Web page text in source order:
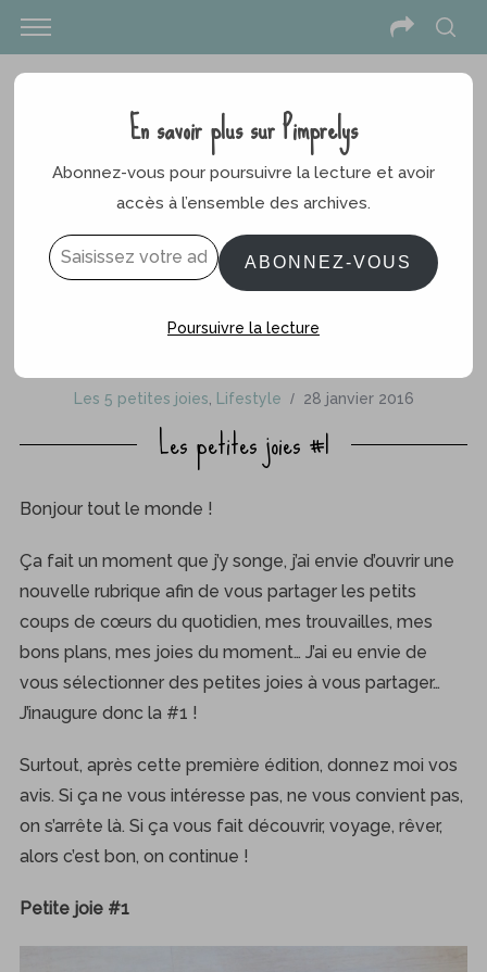
Les 5 petites joies Lifestyle 28 janvier 2016
Les petites joies #1
Bonjour tout le monde !
Ça fait un moment que j’y songe, j’ai envie d’ouvrir une
nouvelle rubrique afin de vous partager les petits
coups de cœurs du quotidien, mes trouvailles, mes
bons plans, mes joies du moment… J’ai eu envie de
vous sélectionner des petites joies à vous partager…
J’inaugure donc la #1 !
Surtout, après cette première édition, donnez moi vos
avis. Si ça ne vous intéresse pas, ne vous convient pas,
on s’arrête là. Si ça vous fait découvrir, voyage, rêver,
alors c’est bon, on continue !
Petite joie #1
En savoir plus sur Pimprelys
Abonnez-vous pour poursuivre la lecture et avoir
accès à l’ensemble des archives.
ABONNEZ-VOUS
Poursuivre la lecture